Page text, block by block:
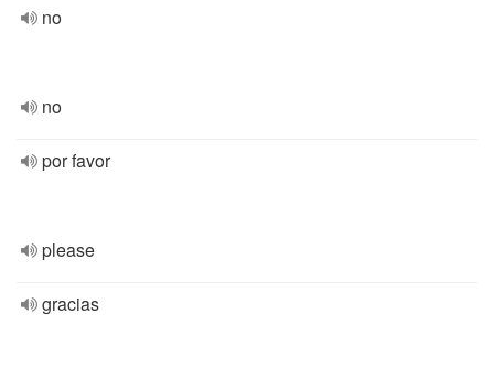
no
no
por favor
please
gracias